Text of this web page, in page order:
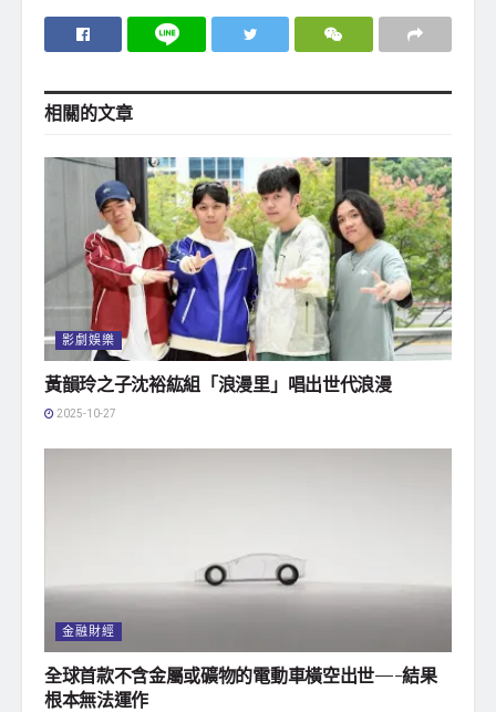
相關的文章
影劇娛樂
黃韻玲之子沈裕紘組「浪漫里」唱出世代浪漫
2025-10-27
金融財經
全球首款不含金屬或礦物的電動車橫空出世—-結果
根本無法運作